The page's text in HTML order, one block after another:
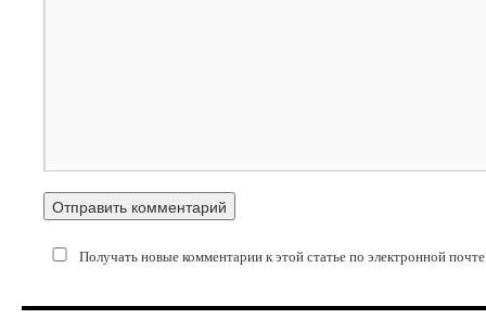
Получать новые комментарии к этой статье по электронной